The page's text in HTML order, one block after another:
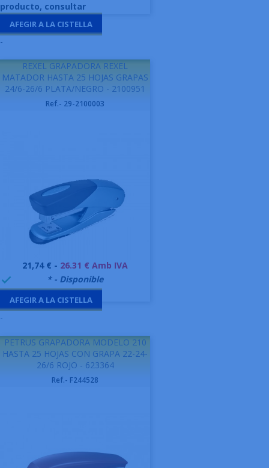
producto, consultar
AFEGIR A LA CISTELLA
-
REXEL GRAPADORA REXEL
MATADOR HASTA 25 HOJAS GRAPAS
24/6-26/6 PLATA/NEGRO - 2100951
Ref.- 29-2100003
Preu
21,74 € - 26.31 € Amb IVA
 * - Disponible
AFEGIR A LA CISTELLA
-
PETRUS GRAPADORA MODELO 210
HASTA 25 HOJAS CON GRAPA 22-24-
26/6 ROJO - 623364
Ref.- F244528